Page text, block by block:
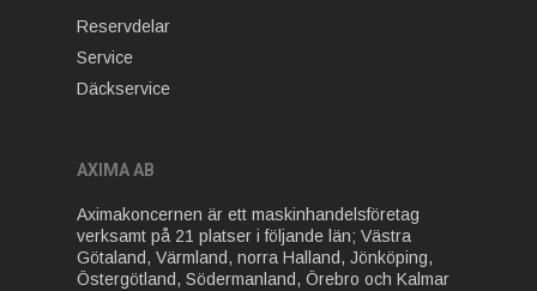
Reservdelar
Service
Däckservice
AXIMA AB
Aximakoncernen är ett maskinhandelsföretag
verksamt på 21 platser i följande län; Västra
Götaland, Värmland, norra Halland, Jönköping,
Östergötland, Södermanland, Örebro och Kalmar